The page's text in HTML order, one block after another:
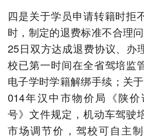
四是关于学员申请转籍时拒
时，制定的退费标准不合理
25日双方达成退费协议、办
校已第一时间在全省驾培监
电子学时学籍解绑手续；关
014年汉中市物价局《陕
号》文件规定，机动车驾驶
市场调节价，驾校可自主